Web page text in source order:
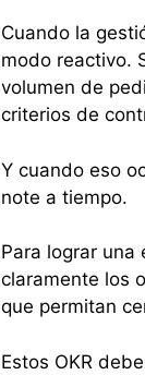
Cuando la
modo reactivo.
volumen de
criterios de
Y cuando eso
note a tiempo.
Para lograr
claramente los
que permitan
Estos OKR